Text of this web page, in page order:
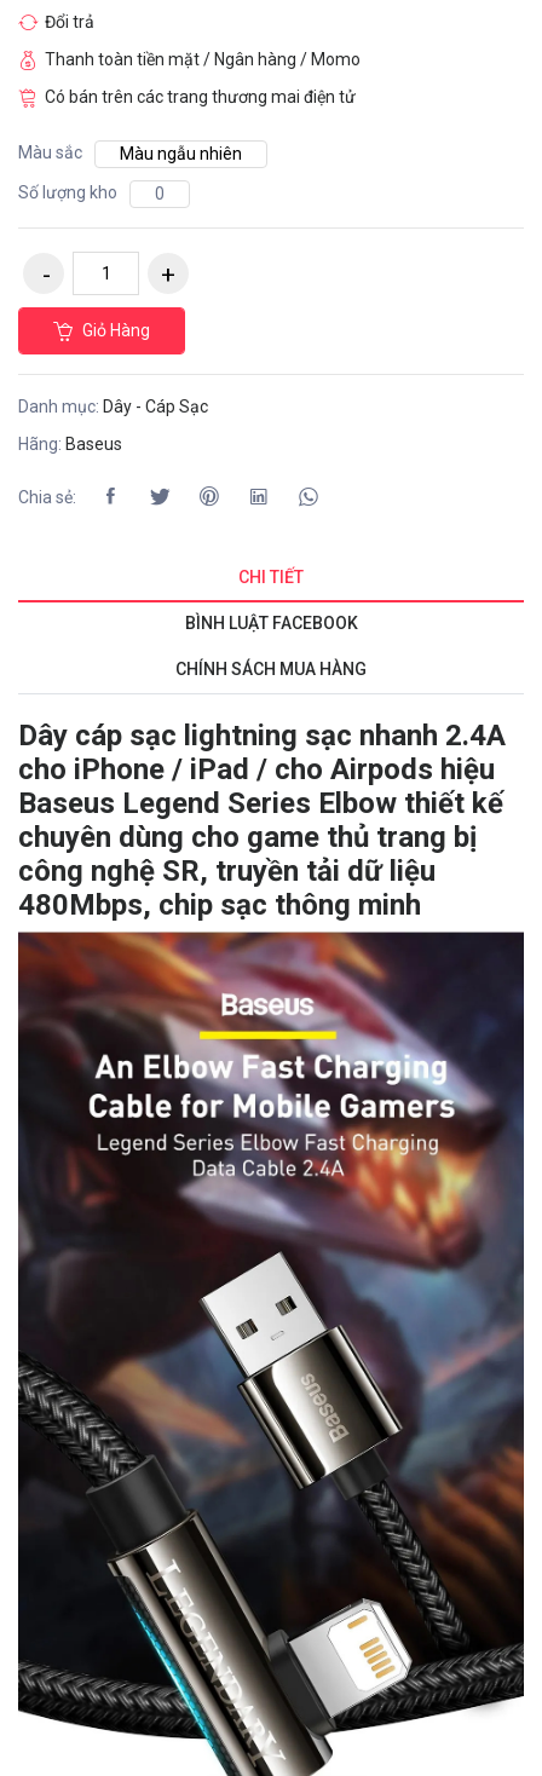
Đổi trả
Thanh toàn tiền mặt / Ngân hàng / Momo
Có bán trên các trang thương mai điện tử
Màu sắc
Màu ngẫu nhiên
Số lượng kho
0
Giỏ Hàng
Danh mục: Dây - Cáp Sạc
Hãng: Baseus
Chia sẻ:
CHI TIẾT
BÌNH LUẬT FACEBOOK
CHÍNH SÁCH MUA HÀNG
Dây cáp sạc lightning sạc nhanh 2.4A
cho iPhone / iPad / cho Airpods hiệu
Baseus Legend Series Elbow thiết kế
chuyên dùng cho game thủ trang bị
công nghệ SR, truyền tải dữ liệu
480Mbps, chip sạc thông minh